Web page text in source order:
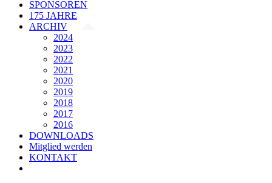
SPONSOREN
175 JAHRE
ARCHIV
2024
2023
2022
2021
2020
2019
2018
2017
2016
DOWNLOADS
Mitglied werden
KONTAKT